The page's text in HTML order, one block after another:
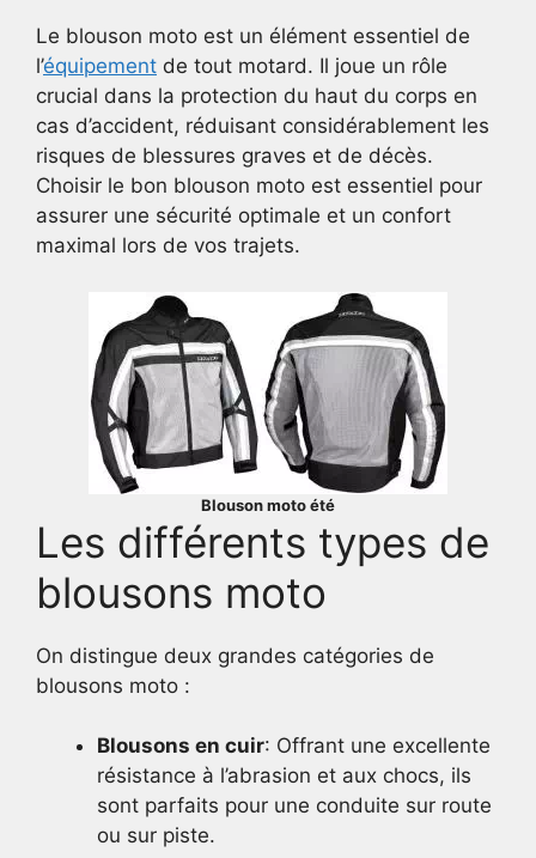
Le blouson moto est un élément essentiel de
l’équipement de tout motard. Il joue un rôle
crucial dans la protection du haut du corps en
cas d’accident, réduisant considérablement les
risques de blessures graves et de décès.
Choisir le bon blouson moto est essentiel pour
assurer une sécurité optimale et un confort
maximal lors de vos trajets.
Blouson moto été
Les différents types de
blousons moto
On distingue deux grandes catégories de
blousons moto :
Blousons en cuir: Offrant une excellente
résistance à l’abrasion et aux chocs, ils
sont parfaits pour une conduite sur route
ou sur piste.